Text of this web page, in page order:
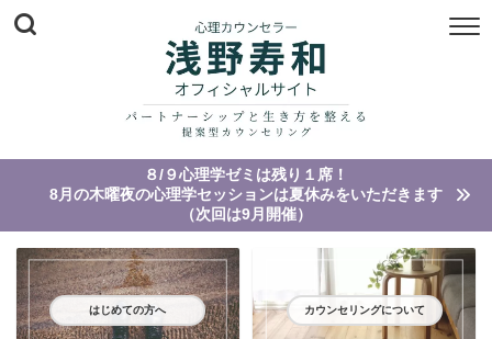
８/９心理学ゼミは残り１席！
8月の木曜夜の心理学セッションは夏休みをいただきます
（次回は9月開催）
はじめての方へ カウンセリングについて